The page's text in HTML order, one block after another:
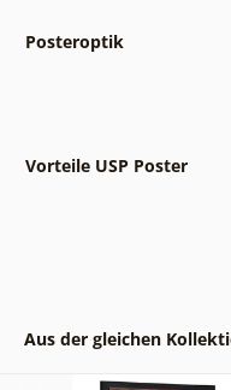
Posteroptik
Vorteile USP Poster
Aus der gleichen